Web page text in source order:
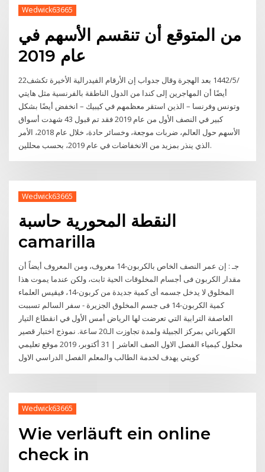
Wedwick63665
من المتوقع أن تنقسم الأسهم في
عام 2019
22‏‏/5‏‏/1442 بعد الهجرة وقال جدواب إن الأرقام الفيدرالية الأخيرة تكشف
أيضًا أن المهاجرين إلى كندا من الدول الناطقة بالفرنسية مثل هايتي
وتونس وفرنسا – الذين استقر معظمهم في كيبيك – انخفض أيضًا بشكل
كبير في النصف الأول من عام 2019 فقد تم قبول 43 شهدت أسواق
الأسهم حول العالم، ضربات موجعة، وخسائر حادة، خلال عام 2018، الأمر
الذي ينذر بمزيد من الانخفاضات في عام 2019، بحسب محللين.
Wedwick63665
النقطة المحورية حاسبة
camarilla
جـ : إن عمر النصف الخاص بالكربون-14 معروف، ومن المعروف أيضاً أن
مقدار الكربون فى أجسام المخلوقات الحية ثابت، ولكن عندما يموت هذا
المخلوق لا يدخل جسمه أى كمية جديدة من كربون-14، فيقيس العلماء
كمية الكربون-14 فى جسم المخلوق الجزيرة - سفر السالم تسببت
العاصفة الترابية التي تعرضت لها الرياض أمس الأول في انقطاع التيار
الكهربائي بمركز الجبيلة ولمدة تجاوزت الـ20 ساعة. نموذج اختبار قصير
محلول كيمياء الفصل الاول الصف العاشر | 31 أكتوبر، 2019 موقع تعليمي
كويتي يهدف لخدمة الطالب والمعلم الفصل الدراسي الاول
Wedwick63665
Wie verläuft ein online
check in